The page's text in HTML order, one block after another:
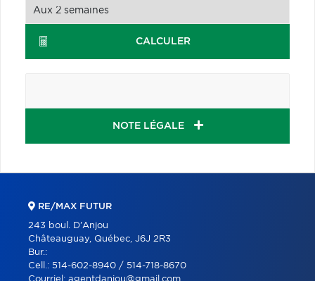
CALCULER
NOTE LÉGALE
RE/MAX FUTUR
243 boul. D'Anjou
Châteauguay, Québec, J6J 2R3
Bur.:
Cell.: 514-602-8940 / 514-718-8670
Courriel: agentdanjou@gmail.com